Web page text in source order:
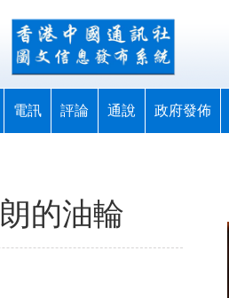
電訊 評論 通說 政府發佈
的油輪